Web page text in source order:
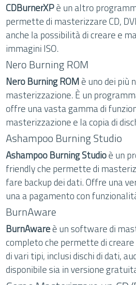
CDBurnerXPè un altro
permette di masterizzare CD,
anche la possibilità di creare e
immagini ISO.
Nero Burning ROM
Nero Burning ROMè uno dei più
masterizzazione. È un
offre una vasta gamma di
masterizzazione e la copia di
Ashampoo Burning Studio
Ashampoo Burning Studioè un
friendly che permette di
fare backup dei dati. Offre una
una a pagamento con
BurnAware
BurnAwareè un software di
completo che permette di creare
di vari tipi, inclusi dischi di dati,
disponibile sia in versione